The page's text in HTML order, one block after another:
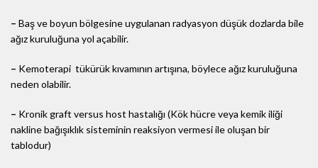
– Baş ve boyun bölgesine uygulanan radyasyon düşük dozlarda bile
ağız kuruluğuna yol açabilir.
– Kemoterapi tükürük kıvamının artışına, böylece ağız kuruluğuna
neden olabilir.
– Kronik graft versus host hastalığı (Kök hücre veya kemik iliği
nakline bağışıklık sisteminin reaksiyon vermesi ile oluşan bir
tablodur)